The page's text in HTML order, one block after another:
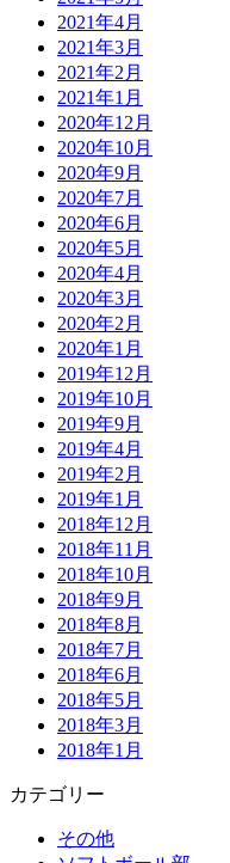
2021年4月
2021年3月
2021年2月
2021年1月
2020年12月
2020年10月
2020年9月
2020年7月
2020年6月
2020年5月
2020年4月
2020年3月
2020年2月
2020年1月
2019年12月
2019年10月
2019年9月
2019年4月
2019年2月
2019年1月
2018年12月
2018年11月
2018年10月
2018年9月
2018年8月
2018年7月
2018年6月
2018年5月
2018年3月
2018年1月
カテゴリー
その他